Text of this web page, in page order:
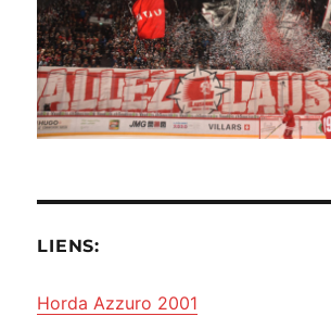
LIENS:
Horda Azzuro 2001